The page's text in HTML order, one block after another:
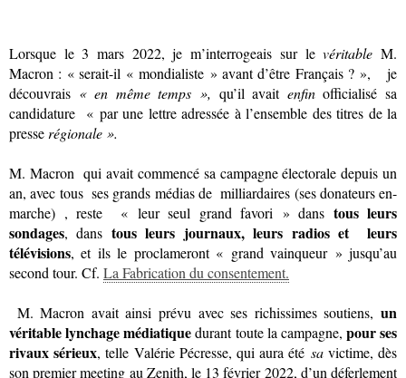
Lorsque le 3 mars 2022, je m’interrogeais sur levéritable M.
Macron : « serait-il « mondialiste » avant d’être Français ? », je
découvrais « en même temps », qu’il avait enfinofficialisé sa
candidature « par une lettre adressée à l’ensemble des titres de la
presse régionale ».
M. Macron qui avait commencé sa campagne électorale depuis un
an, avec tous ses grands médias de milliardaires (ses donateurs en-
marche) , reste
« leur seul grand favori » dans tous leurs
sondages, dans tous leurs journaux, leurs radios et leurs
télévisions, et ils le proclameront « grand vainqueur » jusqu’au
second tour. Cf. La Fabrication du consentement.
M. Macron avait ainsi prévu avec ses richissimes soutiens, un
véritable lynchage médiatiquedurant toute la campagne, pour ses
rivaux sérieux, telle Valérie Pécresse, qui aura été savictime, dès
son premier meeting au Zenith, le 13 février 2022, d’un déferlement